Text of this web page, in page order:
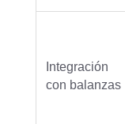
Integración
con balanzas